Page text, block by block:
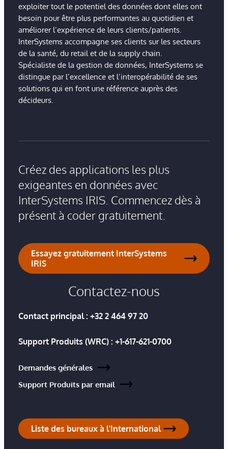
exploiter tout le potentiel des données dont elles ont
besoin pour être plus performantes au quotidien et
améliorer l’expérience de leurs clients/patients.
InterSystems accompagne ses clients sur les secteurs
de la santé, du retail et de la supply chain.
Spécialiste de la gestion de données, InterSystems se
distingue par l’excellence et l’interopérabilité de ses
solutions qui en font une référence auprès des
décideurs.
Créez des applications les plus
exigeantes en données avec
InterSystems IRIS. Commencez dès à
présent à coder gratuitement.
Essayez gratuitement InterSystems
IRIS
Contactez-nous
Contact principal : +32 2 464 97 20
Support Produits (WRC) : +1-617-621-0700
Demandes générales
Support Produits par email
Liste des bureaux à l'International